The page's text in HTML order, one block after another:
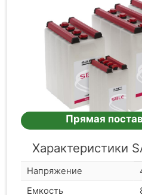
Прямая
Характеристики
Напряжение
Емкость